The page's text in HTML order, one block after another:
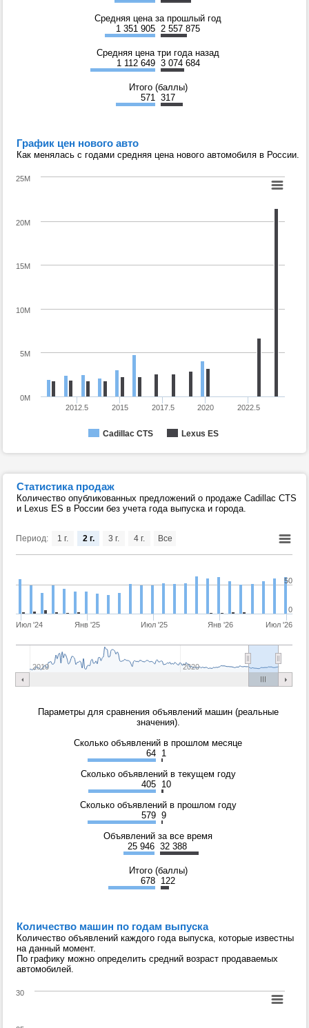
Средняя цена за прошлый год
1 351 905 2 557 875
Средняя цена три года назад
1 112 649 3 074 684
Итого (баллы)
571
317
График цен нового авто
Как менялась с годами средняя цена нового автомобиля в России.
Cadillac CTS Lexus ES
2012.5 2015 2017.5 2020 2022.5
0M
5M
10M
15M
20M
25M
Статистика продаж
Количество опубликованных предложений о продаже Cadillac CTS
и Lexus ES в России без учета года выпуска и города.
Период:
Июл '24 Янв '25 Июл '25 Янв '26 Июл '26
2010 2020
0
50
1 г. 2 г. 3 г. 4 г. Все
Параметры для сравнения объявлений машин (реальные
значения).
Сколько объявлений в прошлом месяце
64 1
Сколько объявлений в текущем году
405 10
Сколько объявлений в прошлом году
579 9
Объявлений за все время
25 946 32 388
Итого (баллы)
678 122
Количество машин по годам выпуска
Количество объявлений каждого года выпуска, которые известны
на данный момент.
По графику можно определить средний возраст продаваемых
автомобилей.
30